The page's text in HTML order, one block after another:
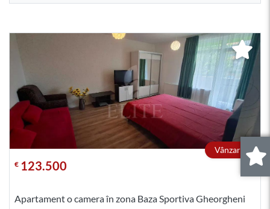
Vânzare
€ 123.500
Apartament o camera în zona Baza Sportiva Gheorgheni